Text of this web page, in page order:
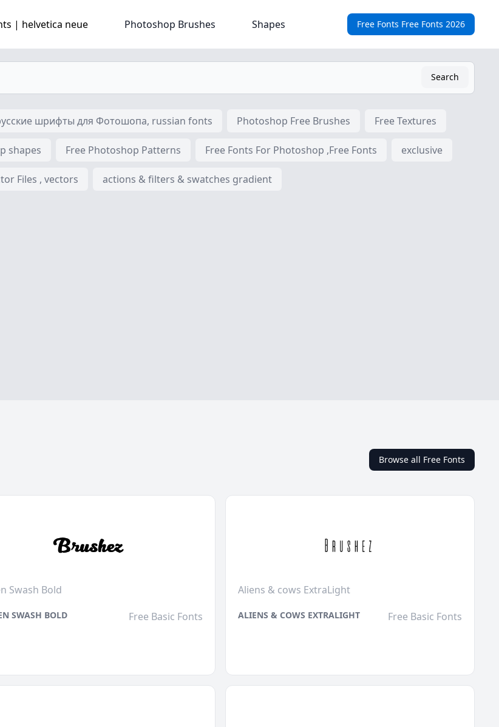
Free Fonts Free Fonts 2026
| helvetica neue Photoshop Brushes Shapes
Search
шрифты для Фотошопа, russian fonts Photoshop Free Brushes Free Textures
shapes Free Photoshop Patterns Free Fonts For Photoshop ,Free Fonts exclusive
Files , vectors actions & filters & swatches gradient
Browse all Free Fonts
Swash Bold
SWASH BOLD Free Basic Fonts
Aliens & cows ExtraLight
ALIENS & COWS EXTRALIGHT Free Basic Fonts